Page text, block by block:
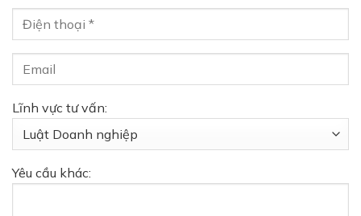
Lĩnh vực tư vấn:
Yêu cầu khác: